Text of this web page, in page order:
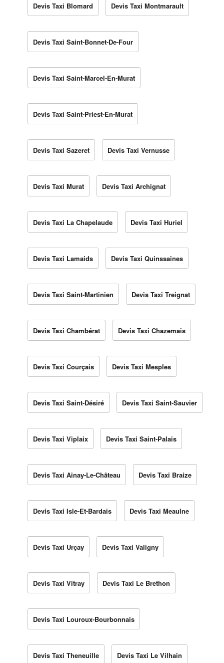
Devis Taxi Blomard Devis Taxi Montmarault
Devis Taxi Saint-Bonnet-De-Four
Devis Taxi Saint-Marcel-En-Murat
Devis Taxi Saint-Priest-En-Murat
Devis Taxi Sazeret Devis Taxi Vernusse
Devis Taxi Murat Devis Taxi Archignat
Devis Taxi La Chapelaude Devis Taxi Huriel
Devis Taxi Lamaids Devis Taxi Quinssaines
Devis Taxi Saint-Martinien Devis Taxi Treignat
Devis Taxi Chambérat Devis Taxi Chazemais
Devis Taxi Courçais Devis Taxi Mesples
Devis Taxi Saint-Désiré Devis Taxi Saint-Sauvier
Devis Taxi Viplaix Devis Taxi Saint-Palais
Devis Taxi Ainay-Le-Château Devis Taxi Braize
Devis Taxi Isle-Et-Bardais Devis Taxi Meaulne
Devis Taxi Urçay Devis Taxi Valigny
Devis Taxi Vitray Devis Taxi Le Brethon
Devis Taxi Louroux-Bourbonnais
Devis Taxi Theneuille Devis Taxi Le Vilhain